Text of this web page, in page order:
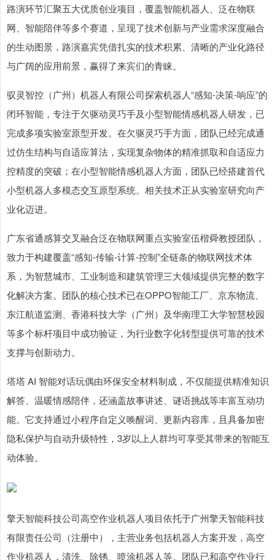
路演环节汇聚五大优质创业项目，覆盖智能机器人、泛在物联
网、智能陪伴等多个赛道，呈现了技术创新与产业需求深度融合
的生动图景，路演嘉宾凭借扎实的技术积累、清晰的产业化路径
与广阔的应用前景，赢得了来宾们的青睐。
驭灵智控（广州）机器人有限公司探索机器人“感知-决策-响应”的
闭环智能，专注于欠驱动灵巧手及小型智能情感机器人研发，已
完成多项实验室原型开发。在欠驱灵巧手方面，团队已经完成通
过仿生结构与自适应算法，实现复杂物体的精准抓取和自适应力
控精度的突破；在小型智能情感机器人方面，团队已经搭建首代
小型机器人多模态交互原型系统。相关技术正从实验室研究向产
业化迈进。
广东省通感算交叉融合泛在物联网重点实验室伍楷舜教授团队，
致力于构建覆盖“感知-传输-计算-控制”全链条的物联网技术体
系，为智慧城市、工业制造和建筑管理三大领域提供完整的数字
化解决方案。团队的核心技术已在OPPO智能工厂、京东物流、
东江航道监测、香港科技大学（广州）及华南理工大学智慧校园
等多个标杆项目中成功验证，为行业数字化转型提供可靠的技术
支撑与创新动力。
塔塔 AI 智能对话玩偶由环保安全材料制成，不仅能提供精准知识
解答、温暖情感陪伴，还涵盖故事讲述、谜语挑战等丰富互动功
能。它支持通过小程序自定义唤醒词、更新内容库，且具备加密
隐私保护与自动升级特性，3岁以上人群均可享受其带来的智能互
动体验。
擎天智能科技公司高空作业机器人项目依托于广州擎天智能科技
有限责任公司（注册中），主营业务包括机器人方案开发，高空
作业机器人，清洗、除锈、喷涂机器人等。团队已和高空作业行